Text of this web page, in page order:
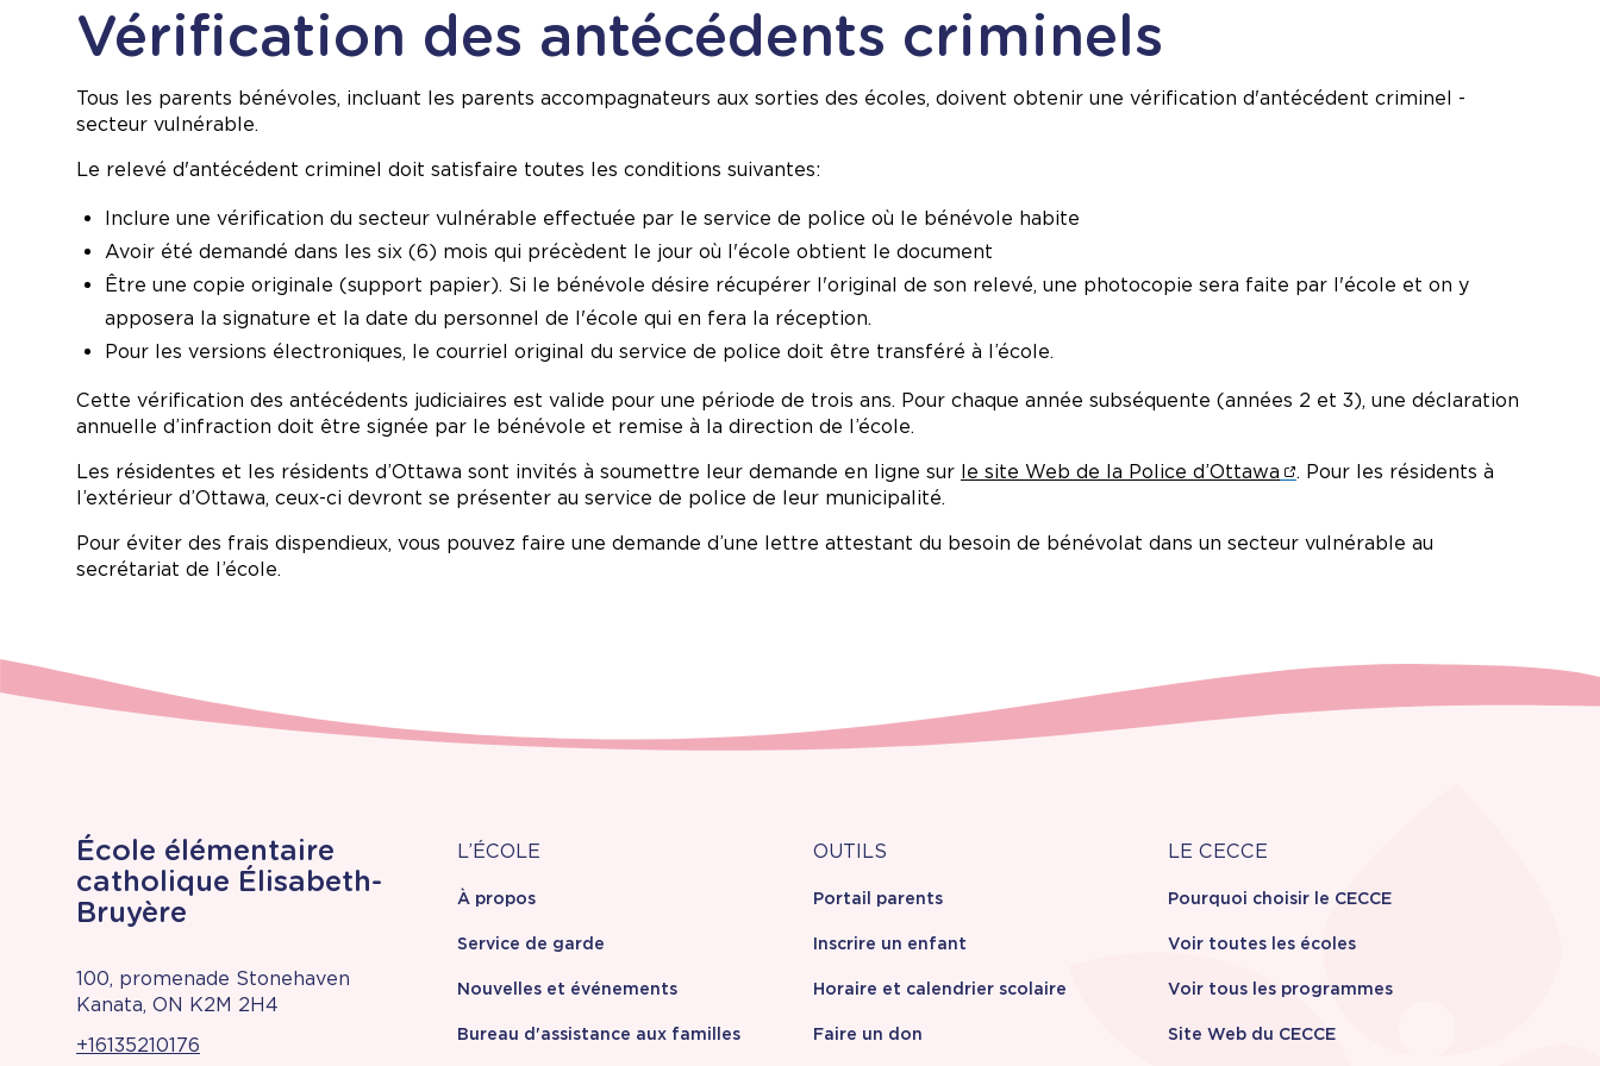
Vérification des antécédents criminels
Tous les parents bénévoles, incluant les parents accompagnateurs aux sorties des écoles, doivent obtenir une vérification d'antécédent criminel -
secteur vulnérable.
Le relevé d'antécédent criminel doit satisfaire toutes les conditions suivantes:
Inclure une vérification du secteur vulnérable effectuée par le service de police où le bénévole habite
Avoir été demandé dans les six (6) mois qui précèdent le jour où l'école obtient le document
Être une copie originale (support papier). Si le bénévole désire récupérer l'original de son relevé, une photocopie sera faite par l'école et on y
apposera la signature et la date du personnel de l'école qui en fera la réception.
Pour les versions électroniques, le courriel original du service de police doit être transféré à l’école.
Cette vérification des antécédents judiciaires est valide pour une période de trois ans. Pour chaque année subséquente (années 2 et 3), une déclaration
annuelle d’infraction doit être signée par le bénévole et remise à la direction de l’école.
Les résidentes et les résidents d’Ottawa sont invités à soumettre leur demande en ligne sur le site Web de la Police d’Ottawa
. Pour les résidents à
l’extérieur d’Ottawa, ceux-ci devront se présenter au service de police de leur municipalité.
Pour éviter des frais dispendieux, vous pouvez faire une demande d’une lettre attestant du besoin de bénévolat dans un secteur vulnérable au
secrétariat de l’école.
École élémentaire
catholique Élisabeth-
Bruyère
100, promenade Stonehaven
Kanata, ON K2M 2H4
+16135210176
À
propos
L’ÉCOLE
À propos
Service de garde
Nouvelles et événements
Bureau d'assistance aux familles
Outils
OUTILS
Portail parents
Inscrire un enfant
Horaire et calendrier scolaire
Faire un don
Carrière
LE CECCE
Pourquoi choisir le CECCE
Voir toutes les écoles
Voir tous les programmes
Site Web du CECCE